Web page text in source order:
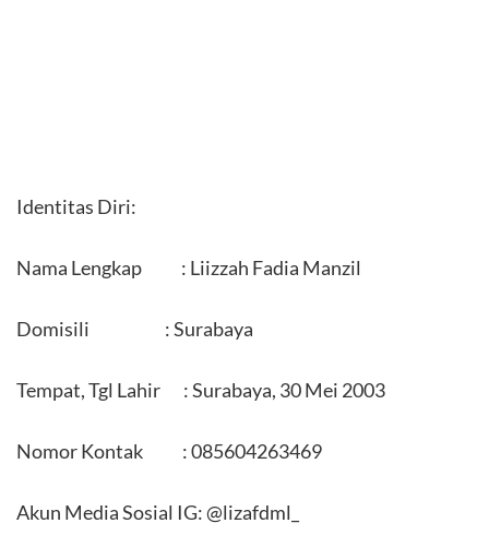
Identitas Diri:
Nama Lengkap : Liizzah Fadia Manzil
Domisili : Surabaya
Tempat, Tgl Lahir : Surabaya, 30 Mei 2003
Nomor Kontak : 085604263469
Akun Media Sosial IG: @lizafdml_